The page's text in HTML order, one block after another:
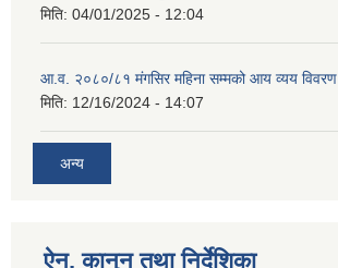
मिति: 04/01/2025 - 12:04
आ.व. २०८०/८१ मंगसिर महिना सम्मको आय व्यय विवरण
मिति: 12/16/2024 - 14:07
अन्य
ऐन, कानुन तथा निर्देशिका